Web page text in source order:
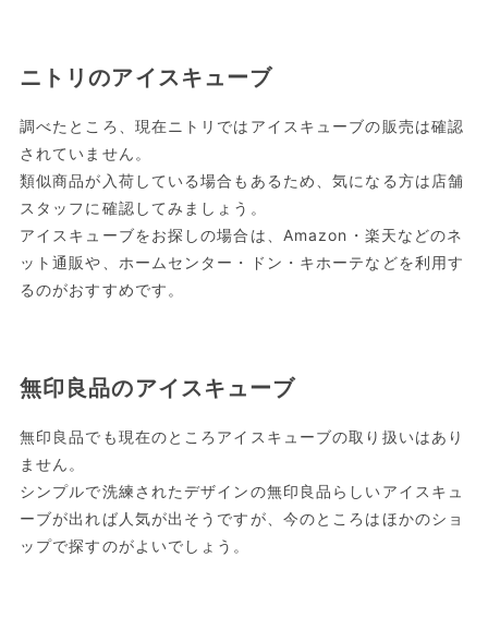
ニトリのアイスキューブ
調べたところ、現在ニトリではアイスキューブの販売は確認
されていません。
類似商品が入荷している場合もあるため、気になる方は店舗
スタッフに確認してみましょう。
アイスキューブをお探しの場合は、Amazon・楽天などのネ
ット通販や、ホームセンター・ドン・キホーテなどを利用す
るのがおすすめです。
無印良品のアイスキューブ
無印良品でも現在のところアイスキューブの取り扱いはあり
ません。
シンプルで洗練されたデザインの無印良品らしいアイスキュ
ーブが出れば人気が出そうですが、今のところはほかのショ
ップで探すのがよいでしょう。